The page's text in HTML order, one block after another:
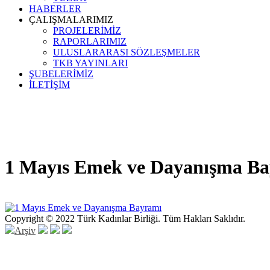
HABERLER
ÇALIŞMALARIMIZ
PROJELERİMİZ
RAPORLARIMIZ
ULUSLARARASI SÖZLEŞMELER
TKB YAYINLARI
ŞUBELERİMİZ
İLETİŞİM
1 Mayıs Emek ve Dayanışma
Copyright © 2022 Türk Kadınlar Birliği. Tüm Hakları Saklıdır.
Arşiv